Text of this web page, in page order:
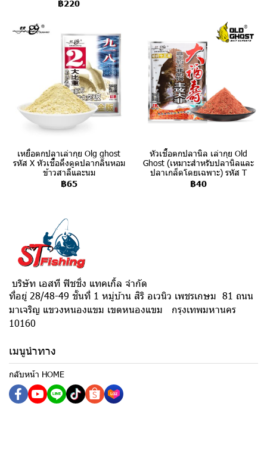
฿220
เหยื่อตกปลาเล่ากุย Olg ghost
รหัส X หัวเชื้อดึงดูดปลากลิ่นหอม
ข้าวสาลีและนม
฿65
หัวเชื้อตกปลานิล เล่ากุย Old
Ghost (เหมาะสำหรับปลานิลและ
ปลาเกล็ดโดยเฉพาะ) รหัส T
฿40
บริษัท เอสที ฟิชชิ่ง แทคเกิ้ล จำกัด
ที่อยู่ 28/48-49 ชั้นที่ 1 หมู่บ้าน สิริ อเวนิว เพชรเกษม 81 ถนน
มาเจริญ แขวงหนองแขม เขตหนองแขม กรุงเทพมหานคร
10160
เมนูนำทาง
กลับหน้า HOME